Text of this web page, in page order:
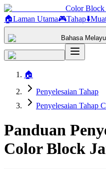
Color Block
🏠Laman Utama🎮Tahap⬇️
Bahasa Melayu
🏠
Penyelesaian Tahap
Penyelesaian Tahap
Panduan
Color Block